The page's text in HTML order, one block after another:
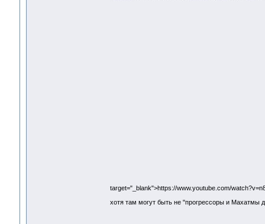
target="_blank">https://www.youtube.com/
хотя там могут быть не "прогрессоры и Махатмы